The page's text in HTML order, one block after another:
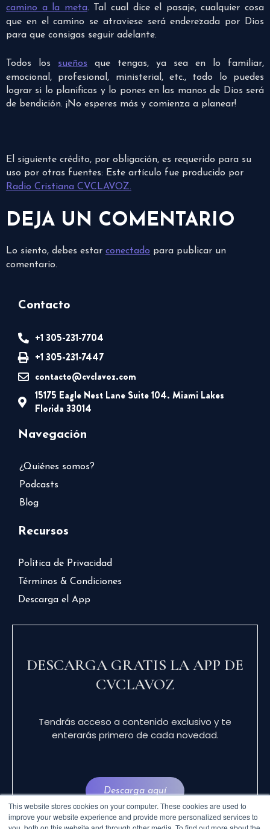
This website stores cookies on your computer. These cookies are used to
improve your website experience and provide more personalized services to
camino a la meta. Tal cual dice el pasaje, cualquier cosa
que en el camino se atraviese será enderezada por Dios
para que consigas seguir adelante.
Todos los sueños que tengas, ya sea en lo familiar,
emocional, profesional, ministerial, etc., todo lo puedes
lograr si lo planificas y lo pones en las manos de Dios será
de bendición. ¡No esperes más y comienza a planear!
El siguiente crédito, por obligación, es requerido para su
uso por otras fuentes: Este artículo fue producido por
Radio Cristiana CVCLAVOZ.
DEJA UN COMENTARIO
Lo siento, debes estar conectado para publicar un
comentario.
Contacto
+1 305-231-7704
+1 305-231-7447
contacto@cvclavoz.com
15175 Eagle Nest Lane Suite 104. Miami Lakes
Florida 33014
Navegación
¿Quiénes somos?
Podcasts
Blog
Recursos
Política de Privacidad
Términos & Condiciones
Descarga el App
DESCARGA GRATIS LA APP DE
CVCLAVOZ
Tendrás acceso a contenido exclusivo y te
enterarás primero de cada novedad.
Descarga aquí